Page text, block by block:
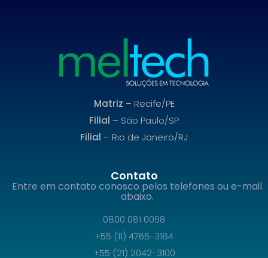
Matriz – Recife/PE
Filial – São Paulo/SP
Filial – Rio de Janeiro/RJ
Contato
Entre em contato conosco pelos telefones ou e-mail
abaixo.
0800 081 0098
+55 (11) 4765-3184
+55 (21) 2042-3100